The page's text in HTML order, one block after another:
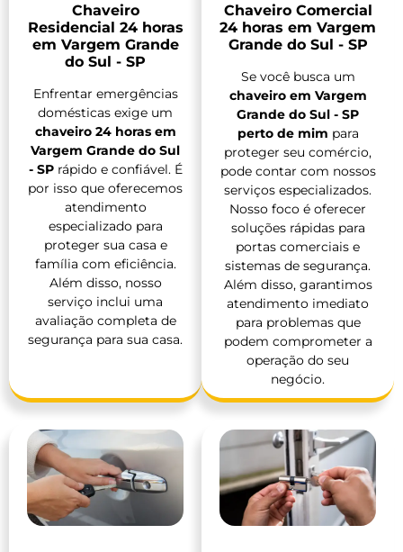
Chaveiro
Residencial 24 horas
em Vargem Grande
do Sul - SP
Enfrentar emergências
domésticas exige um
chaveiro 24 horas em
Vargem Grande do Sul
- SPrápido e confiável. É
por isso que oferecemos
atendimento
especializado para
proteger sua casa e
família com eficiência.
Além disso, nosso
serviço inclui uma
avaliação completa de
segurança para sua casa.
Chaveiro Comercial
24 horas em Vargem
Grande do Sul - SP
Se você busca um
chaveiro em Vargem
Grande do Sul - SP
perto de mim para
proteger seu comércio,
pode contar com nossos
serviços especializados.
Nosso foco é oferecer
soluções rápidas para
portas comerciais e
sistemas de segurança.
Além disso, garantimos
atendimento imediato
para problemas que
podem comprometer a
operação do seu
negócio.